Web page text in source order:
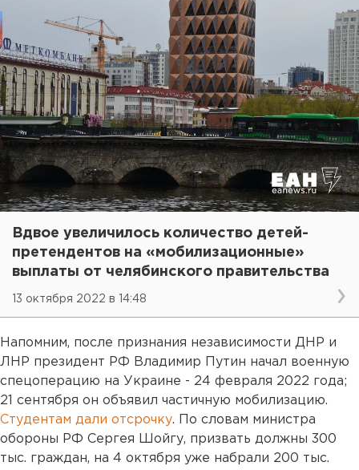
Вдвое увеличилось количество детей-
претендентов на «мобилизационные»
выплаты от челябинского правительства
13 октября 2022 в 14:48
Напомним, после признания независимости ДНР и
ЛНР президент РФ Владимир Путин начал военную
спецоперацию на Украине - 24 февраля 2022 года;
21 сентября он объявил частичную мобилизацию.
Студентам дали отсрочку. По словам министра
обороны РФ Сергея Шойгу, призвать должны 300
тыс. граждан, на 4 октября уже набрали 200 тыс.